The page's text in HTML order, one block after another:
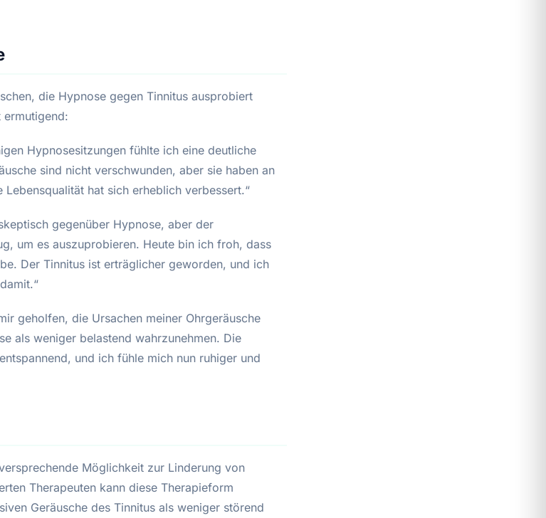
die Hypnose gegen Tinnitus ausprobiert
Hypnosesitzungen fühlte ich eine deutliche
sind nicht verschwunden, aber sie haben an
Lebensqualität hat sich erheblich verbessert.“
gegenüber Hypnose, aber der
um es auszuprobieren. Heute bin ich froh, dass
Der Tinnitus ist erträglicher geworden, und ich
geholfen, die Ursachen meiner Ohrgeräusche
als weniger belastend wahrzunehmen. Die
und ich fühle mich nun ruhiger und
Möglichkeit zur Linderung von
Therapeuten kann diese Therapieform
Geräusche des Tinnitus als weniger störend